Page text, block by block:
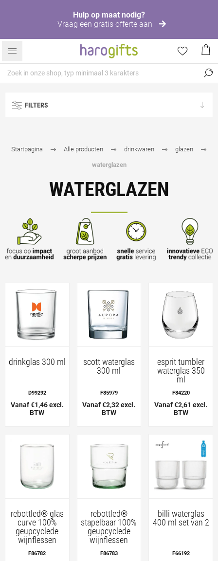
Hulp op maat nodig?
Vraag een gratis offerte aan
FILTERS
Startpagina Alle producten drinkwaren glazen
waterglazen
WATERGLAZEN
drinkglas 300 ml
D99292
Vanaf €1,46 excl.
BTW
scott waterglas
300 ml
F85979
Vanaf €2,32 excl.
BTW
esprit tumbler
waterglas 350
ml
F84220
Vanaf €2,61 excl.
BTW
rebottled® glas
curve 100%
geupcyclede
wijnflessen
F86782
rebottled®
stapelbaar 100%
geupcyclede
wijnflessen
F86783
billi waterglas
400 ml set van 2
F66192